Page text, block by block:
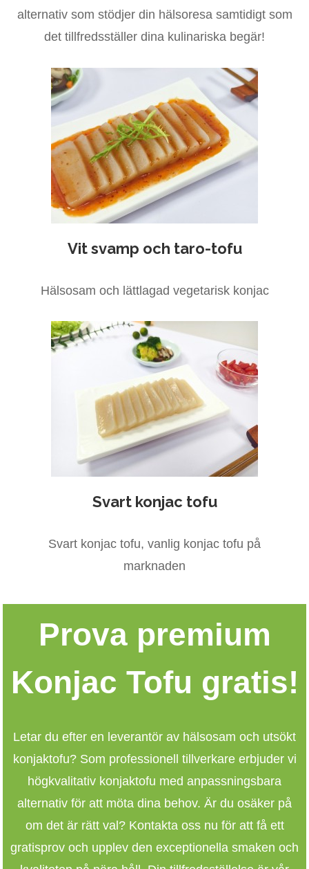
alternativ som stödjer din hälsoresa samtidigt som
det tillfredsställer dina kulinariska begär!
Vit svamp och taro-tofu
Hälsosam och lättlagad vegetarisk konjac
Svart konjac tofu
Svart konjac tofu, vanlig konjac tofu på
marknaden
Prova premium
Konjac Tofu gratis!
Letar du efter en leverantör av hälsosam och utsökt
konjaktofu? Som professionell tillverkare erbjuder vi
högkvalitativ konjaktofu med anpassningsbara
alternativ för att möta dina behov. Är du osäker på
om det är rätt val? Kontakta oss nu för att få ett
gratisprov och upplev den exceptionella smaken och